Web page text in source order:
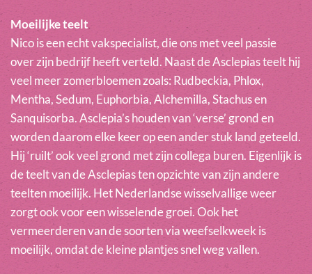
Moeilijke teelt
Nico is een echt vakspecialist, die ons met veel passie
over zijn bedrijf heeft verteld. Naast de Asclepias teelt hij
veel meer zomerbloemen zoals: Rudbeckia, Phlox,
Mentha, Sedum, Euphorbia, Alchemilla, Stachus en
Sanquisorba. Asclepia’s houden van ‘verse’ grond en
worden daarom elke keer op een ander stuk land geteeld.
Hij ‘ruilt’ ook veel grond met zijn collega buren. Eigenlijk is
de teelt van de Asclepias ten opzichte van zijn andere
teelten moeilijk. Het Nederlandse wisselvallige weer
zorgt ook voor een wisselende groei. Ook het
vermeerderen van de soorten via weefselkweek is
moeilijk, omdat de kleine plantjes snel weg vallen.